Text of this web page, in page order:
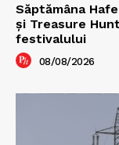
Săptămâna
şi Treasure
festivalului
08/08/2026